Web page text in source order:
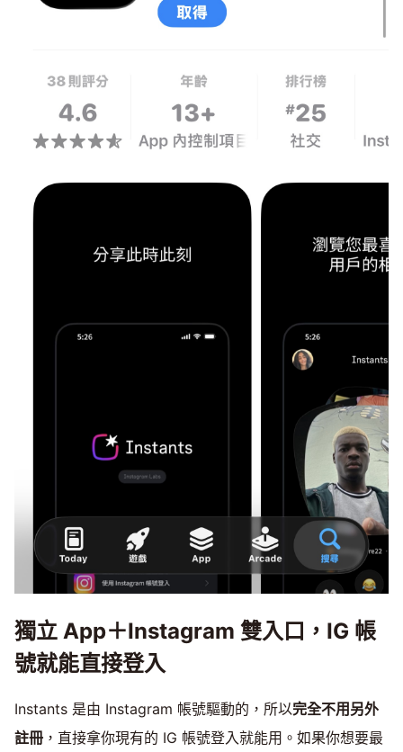
獨立 App＋Instagram 雙入口，IG 帳
號就能直接登入
Instants 是由 Instagram 帳號驅動的，所以完全不用另外
註冊 ，直接拿你現有的 IG 帳號登入就能用。如果你想要最